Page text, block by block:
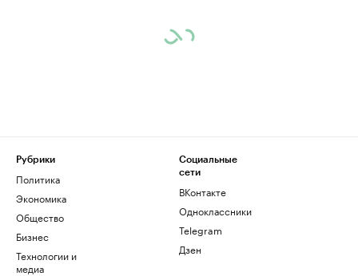
Рубрики
Политика
Экономика
Общество
Бизнес
Технологии и
медиа
Социальные
сети
ВКонтакте
Одноклассники
Telegram
Дзен